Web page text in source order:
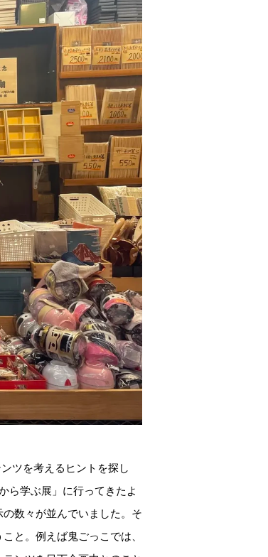
ツを考えるヒントを探し
ら学ぶ展」に行ってきたよ
数々が並んでいました。そ
と。例えば鬼ごっこでは、